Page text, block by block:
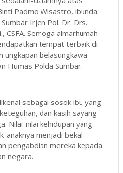
Padmo Wisastro, ibunda
Irjen Pol. Dr. Drs.
CSFA. Semoga almarhumah
tempat terbaik di
ungkapan belasungkawa
Humas Polda Sumbar.
sebagai sosok ibu yang
dan kasih sayang
Nilai-nilai kehidupan yang
anaknya menjadi bekal
pengabdian mereka kepada
negara.